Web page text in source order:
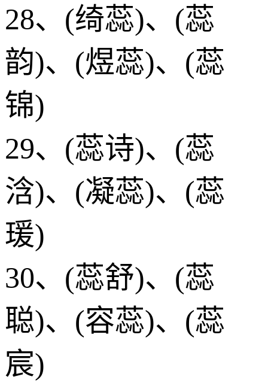
28、(绮蕊)、(蕊
韵)、(煜蕊)、(蕊
锦)
29、(蕊诗)、(蕊
浛)、(凝蕊)、(蕊
瑗)
30、(蕊舒)、(蕊
聪)、(容蕊)、(蕊
宸)